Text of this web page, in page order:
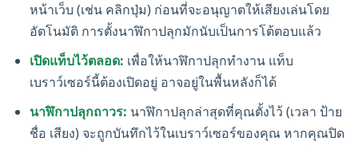
หน้าเว็บ (เช่น คลิกปุ่ม) ก่อนที่จะอนุญาตให้เสียงเล่นโดย
อัตโนมัติ การตั้งนาฬิกาปลุกมักนับเป็นการโต้ตอบแล้ว
เปิดแท็บไว้ตลอด: เพื่อให้นาฬิกาปลุกทำงาน แท็บ
เบราว์เซอร์นี้ต้องเปิดอยู่ อาจอยู่ในพื้นหลังก็ได้
นาฬิกาปลุกถาวร: นาฬิกาปลุกล่าสุดที่คุณตั้งไว้ (เวลา ป้าย
ชื่อ เสียง) จะถูกบันทึกไว้ในเบราว์เซอร์ของคุณ หากคุณปิด